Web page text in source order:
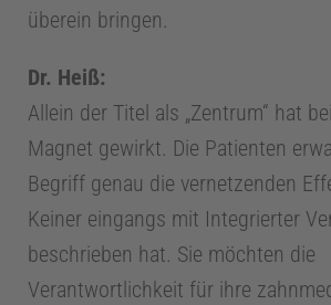
m
a
n
a
g
überein bringen.
Dr. Heiß:
Allein der Titel als „Zentrum“ hat
Magnet gewirkt. Die Patienten
Begriff genau die vernetzenden
Keiner eingangs mit Integrierter
beschrieben hat. Sie möchten die
Verantwortlichkeit für ihre